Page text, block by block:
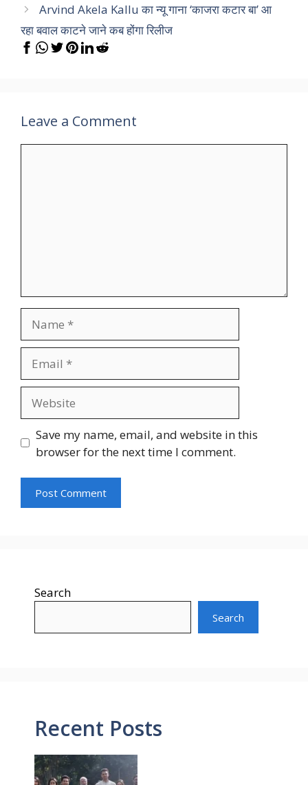
Arvind Akela Kallu का न्यू गाना ‘काजरा कटार बा’ आ
रहा बवाल काटने जाने कब होंगा रिलीज
Leave a Comment
Save my name, email, and website in this
browser for the next time I comment.
Search
Search
Recent Posts